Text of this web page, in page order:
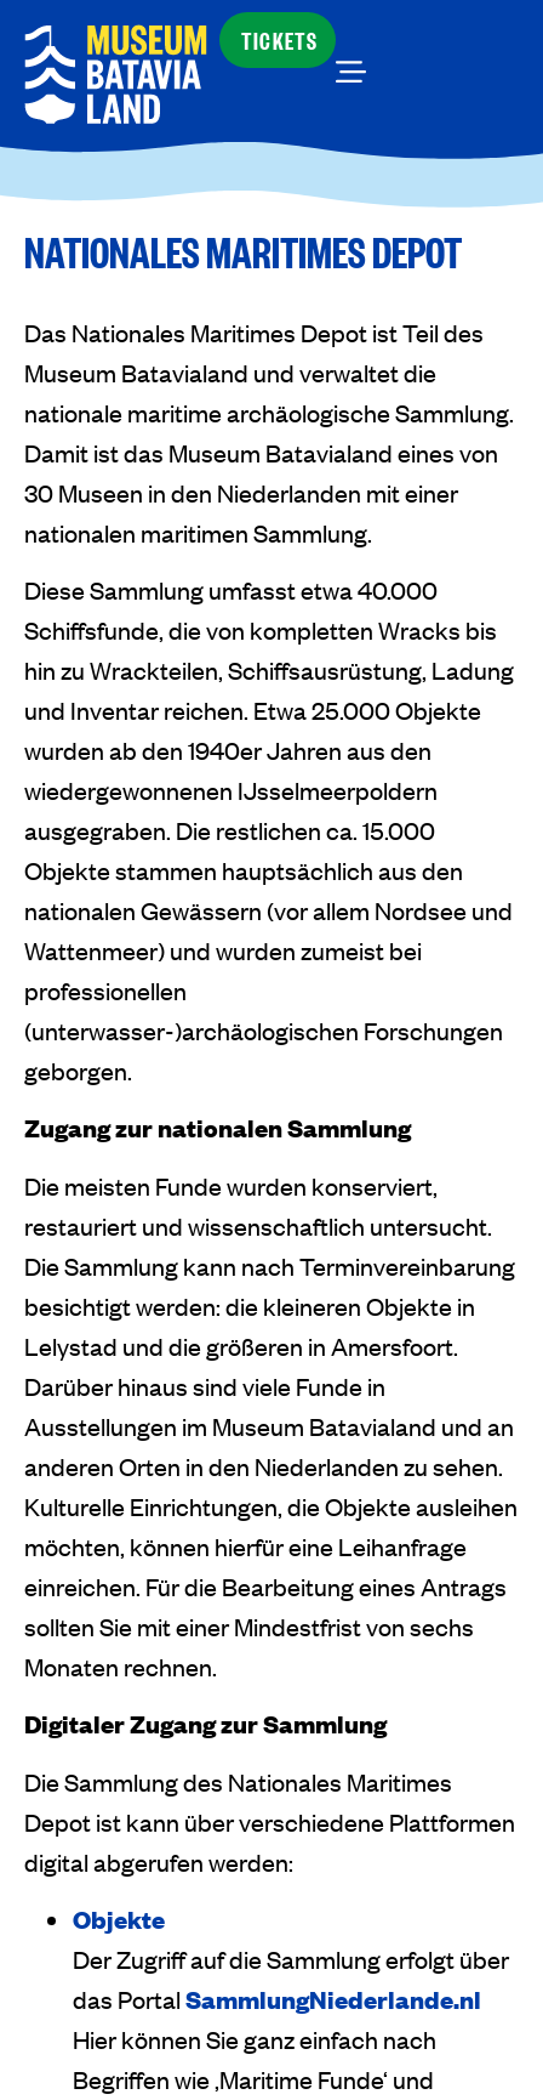
TICKETS
NATIONALES MARITIMES DEPOT
Das Nationales Maritimes Depot ist Teil des
Museum Batavialand und verwaltet die
nationale maritime archäologische Sammlung.
Damit ist das Museum Batavialand eines von
30 Museen in den Niederlanden mit einer
nationalen maritimen Sammlung.
Diese Sammlung umfasst etwa 40.000
Schiffsfunde, die von kompletten Wracks bis
hin zu Wrackteilen, Schiffsausrüstung, Ladung
und Inventar reichen. Etwa 25.000 Objekte
wurden ab den 1940er Jahren aus den
wiedergewonnenen IJsselmeerpoldern
ausgegraben. Die restlichen ca. 15.000
Objekte stammen hauptsächlich aus den
nationalen Gewässern (vor allem Nordsee und
Wattenmeer) und wurden zumeist bei
professionellen
(unterwasser-)archäologischen Forschungen
geborgen.
Zugang zur nationalen Sammlung
Die meisten Funde wurden konserviert,
restauriert und wissenschaftlich untersucht.
Die Sammlung kann nach Terminvereinbarung
besichtigt werden: die kleineren Objekte in
Lelystad und die größeren in Amersfoort.
Darüber hinaus sind viele Funde in
Ausstellungen im Museum Batavialand und an
anderen Orten in den Niederlanden zu sehen.
Kulturelle Einrichtungen, die Objekte ausleihen
möchten, können hierfür eine Leihanfrage
einreichen. Für die Bearbeitung eines Antrags
sollten Sie mit einer Mindestfrist von sechs
Monaten rechnen.
Digitaler Zugang zur Sammlung
Die Sammlung des Nationales Maritimes
Depot ist kann über verschiedene Plattformen
digital abgerufen werden:
Objekte
Der Zugriff auf die Sammlung erfolgt über
das PortalSammlungNiederlande.nl
Hier können Sie ganz einfach nach
Begriffen wie ‚Maritime Funde‘ und